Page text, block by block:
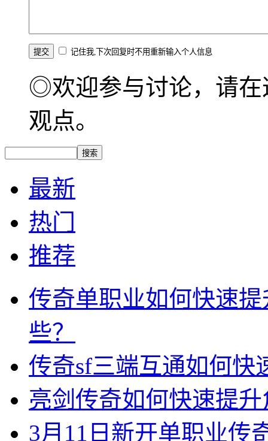
记住我,下次回复时不用重新输入个人信息
◎欢迎参与讨论，请在
观点。
最新
热门
推荐
传奇单职业如何快速
些？
传奇sf三端互通如何快
亮剑传奇如何快速提
3月11日新开单职业传